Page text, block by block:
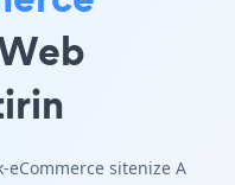
eCommerce sitenize A